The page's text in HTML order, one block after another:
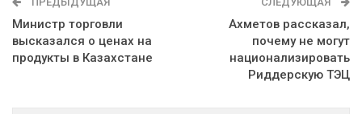
Министр торговли
высказался о ценах на
продукты в Казахстане
Ахметов рассказал,
почему не могут
национализировать
Риддерскую ТЭЦ